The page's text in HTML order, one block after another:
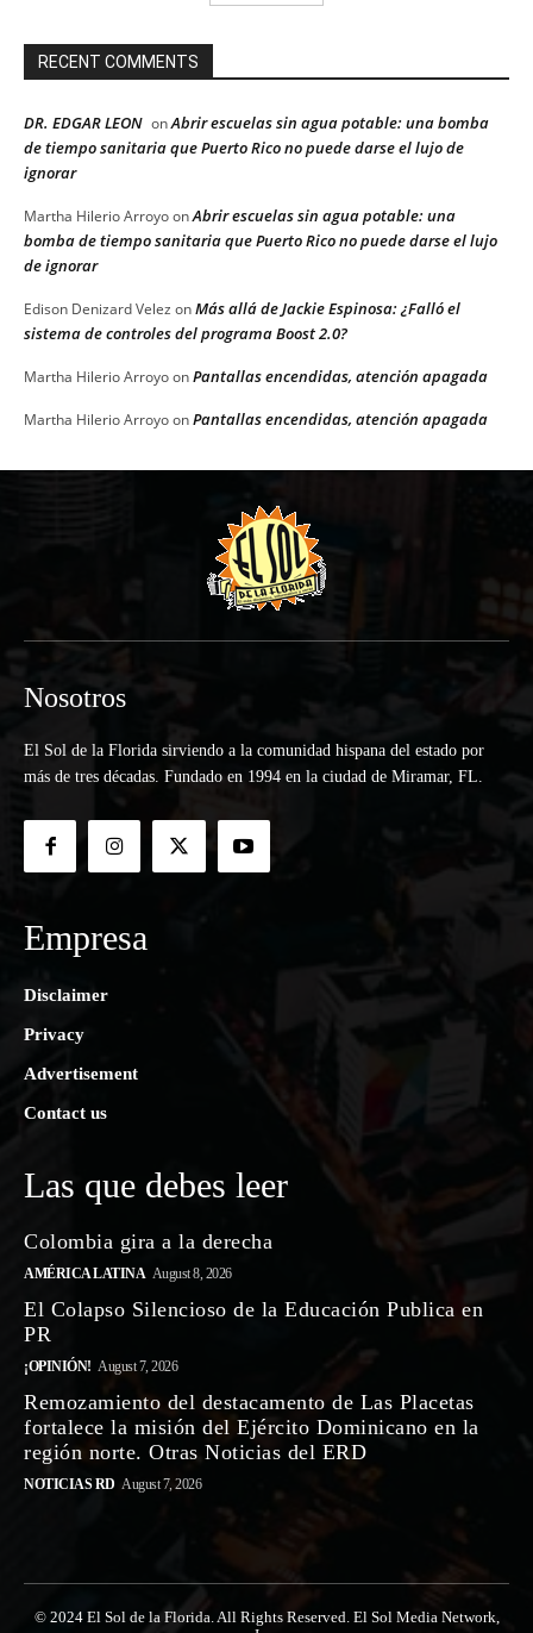
RECENT COMMENTS
DR. EDGAR LEON onAbrir escuelas sin agua potable: una bomba
de tiempo sanitaria que Puerto Rico no puede darse el lujo de
ignorar
Martha Hilerio ArroyoonAbrir escuelas sin agua potable: una
bomba de tiempo sanitaria que Puerto Rico no puede darse el lujo
de ignorar
Edison Denizard Velez onMás allá de Jackie Espinosa: ¿Falló el
sistema de controles del programa Boost 2.0?
Martha Hilerio ArroyoonPantallas encendidas, atención apagada
Martha Hilerio ArroyoonPantallas encendidas, atención apagada
Nosotros
El Sol de la Florida sirviendo a la comunidad hispana del estado por
más de tres décadas. Fundado en 1994 en la ciudad de Miramar, FL.
Empresa
Disclaimer
Privacy
Advertisement
Contact us
Las que debes leer
Colombia gira a la derecha
AMÉRICA LATINA August 8, 2026
El Colapso Silencioso de la Educación Publica en
PR
¡OPINIÓN! August 7, 2026
Remozamiento del destacamento de Las Placetas
fortalece la misión del Ejército Dominicano en la
región norte. Otras Noticias del ERD
NOTICIAS RD August 7, 2026
© 2024 El Sol de la Florida. All Rights Reserved. El Sol Media Network,